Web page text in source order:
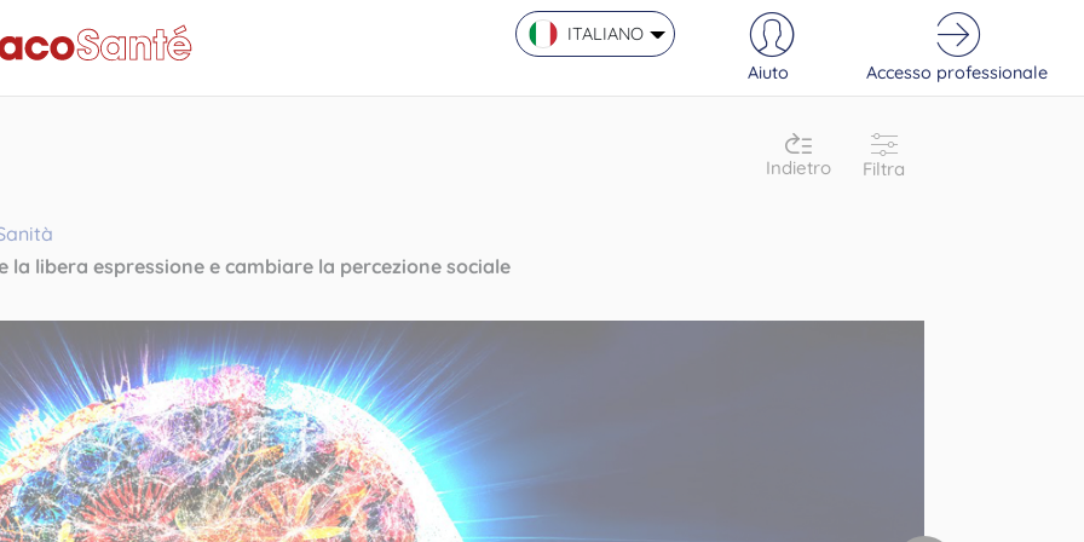
ITALIANO
Aiuto
Accesso professionale
Indietro Filtra
libera espressione e cambiare la percezione sociale